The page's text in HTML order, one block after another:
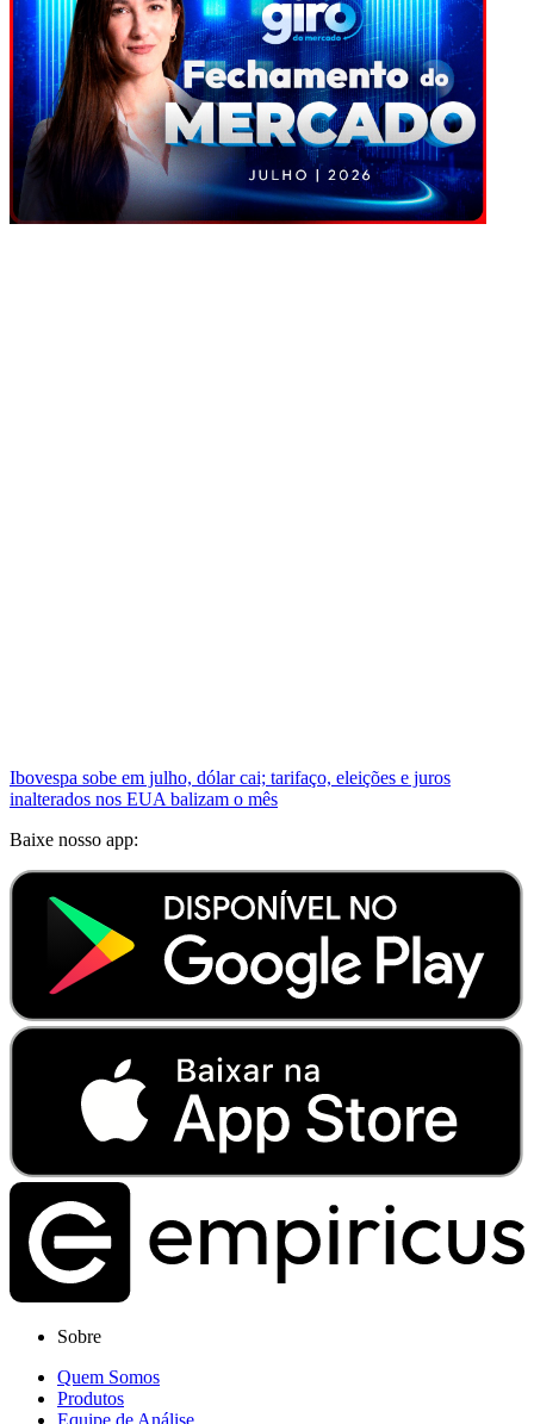
Ibovespa sobe em julho, dólar cai; tarifaço, eleições e juros
inalterados nos EUA balizam o mês
Baixe nosso app:
Sobre
Quem Somos
Produtos
Equipe de Análise